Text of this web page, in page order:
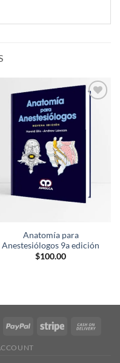
Anatomía para
Anestesiólogos 9a edición
$100.00